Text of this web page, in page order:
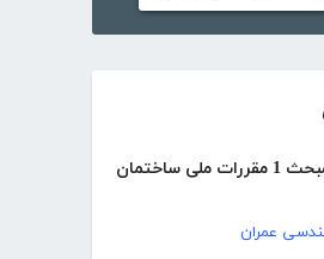
🎧 دانلود کتاب صوتی مبحث 1 مقررات ملی ساختمان
عمران